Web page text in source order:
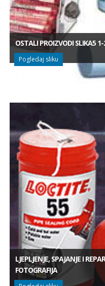
OSTALI PROIZVODI SLIKA5
Pogledaj sliku
LJEPLJENJE, SPAJANJE I
FOTOGRAFIJA